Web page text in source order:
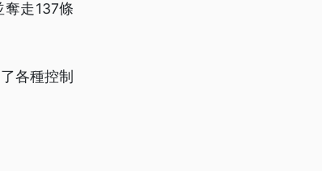
走137條
各種控制